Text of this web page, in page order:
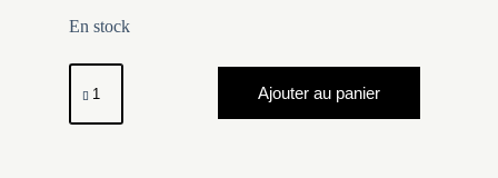
En stock
Ajouter au panier